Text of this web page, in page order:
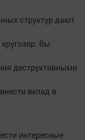
структур дают
Вы
деструктивными
вклад в
интересные